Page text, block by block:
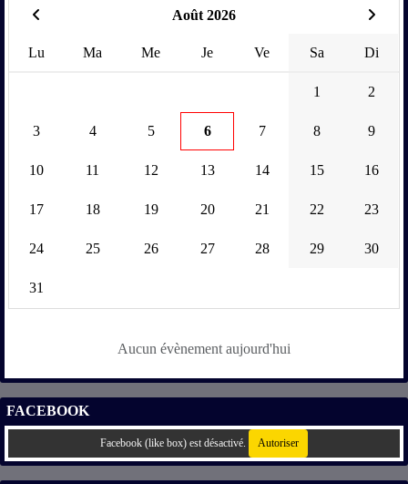
Août 2026
Lu Ma Me Je Ve Sa Di
1 2
3 4 5 6 7 8 9
10 11 12 13 14 15 16
17 18 19 20 21 22 23
24 25 26 27 28 29 30
31
Aucun évènement aujourd'hui
FACEBOOK
Facebook (like box) est désactivé. Autoriser